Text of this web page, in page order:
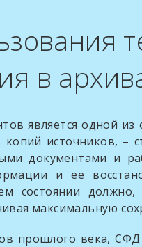
в
одной из
копий источников,
документами и
и ее
состоянии
максимальную
века, СФД и